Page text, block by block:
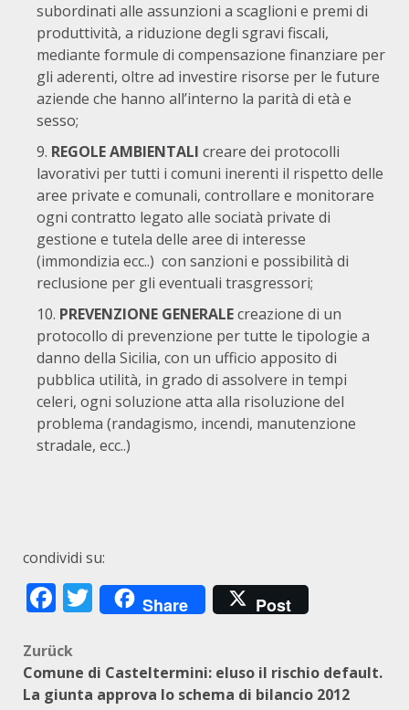
subordinati alle assunzioni a scaglioni e premi di
produttività, a riduzione degli sgravi fiscali,
mediante formule di compensazione finanziare per
gli aderenti, oltre ad investire risorse per le future
aziende che hanno all’interno la parità di età e
sesso;
REGOLE AMBIENTALI creare dei protocolli
lavorativi per tutti i comuni inerenti il rispetto delle
aree private e comunali, controllare e monitorare
ogni contratto legato alle sociatà private di
gestione e tutela delle aree di interesse
(immondizia ecc..) con sanzioni e possibilità di
reclusione per gli eventuali trasgressori;
PREVENZIONE GENERALEcreazione di un
protocollo di prevenzione per tutte le tipologie a
danno della Sicilia, con un ufficio apposito di
pubblica utilità, in grado di assolvere in tempi
celeri, ogni soluzione atta alla risoluzione del
problema (randagismo, incendi, manutenzione
stradale, ecc..)
condividi su:
Facebook
Twitter
Share Post
Beitragsnavigation
Zurück
Comune di Casteltermini: eluso il rischio default.
La giunta approva lo schema di bilancio 2012